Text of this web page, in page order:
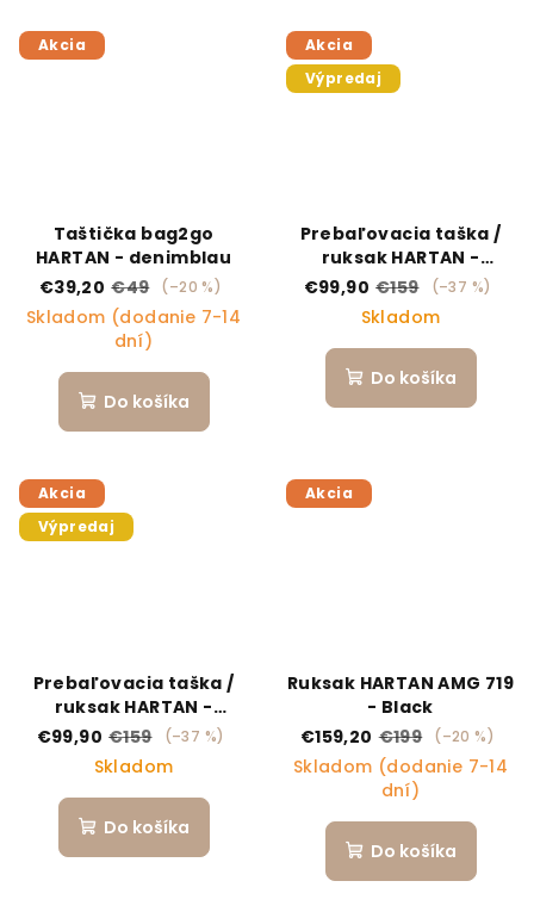
Akcia
Taštička bag2go
HARTAN - denimblau
€39,20 €49 (–20 %)
Skladom (dodanie 7-14
dní)
Do košíka
Akcia
Výpredaj
Prebaľovacia taška /
ruksak HARTAN -
Selection Petrol
€99,90 €159 (–37 %)
Skladom
Do košíka
Akcia
Výpredaj
Prebaľovacia taška /
ruksak HARTAN -
Selection Olive
€99,90 €159 (–37 %)
Skladom
Do košíka
Akcia
Ruksak HARTAN AMG 719
- Black
€159,20 €199 (–20 %)
Skladom (dodanie 7-14
dní)
Do košíka